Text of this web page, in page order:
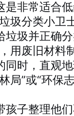
是非常适合
圾分类小卫
圾并正确
用废旧材料
同时，直观
局”或“环保
孩子整理他